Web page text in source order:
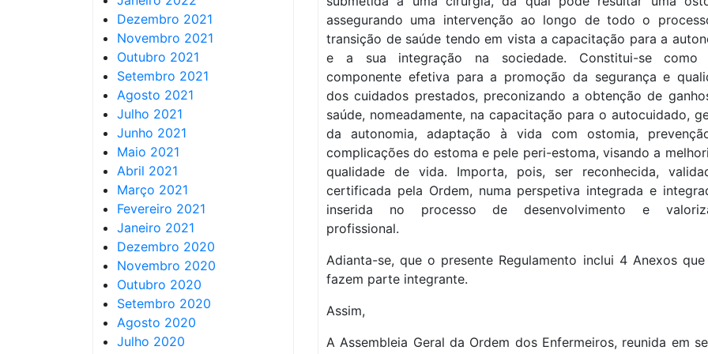
Dezembro 2021
Novembro 2021
Outubro 2021
Setembro 2021
Agosto 2021
Julho 2021
Junho 2021
Maio 2021
Abril 2021
Março 2021
Fevereiro 2021
Janeiro 2021
Dezembro 2020
Novembro 2020
Outubro 2020
Setembro 2020
Agosto 2020
Julho 2020
assegurando uma intervenção ao longo de todo o
transição de saúde tendo em vista a capacitação para a
e a sua integração na sociedade. Constitui-se como
componente efetiva para a promoção da segurança e
dos cuidados prestados, preconizando a obtenção de
saúde, nomeadamente, na capacitação para o autocuidado,
da autonomia, adaptação à vida com ostomia,
complicações do estoma e pele peri-estoma, visando a
qualidade de vida. Importa, pois, ser reconhecida,
certificada pela Ordem, numa perspetiva integrada e
inserida no processo de desenvolvimento e
profissional.
Adianta-se, que o presente Regulamento inclui 4 Anexos
fazem parte integrante.
Assim,
A Assembleia Geral da Ordem dos Enfermeiros, reunida em